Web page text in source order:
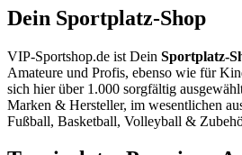
Dein Sportplatz-Shop
VIP-Sportshop.de ist Dein Sportplatz-
Amateure und Profis, ebenso wie für
sich hier über 1.000 sorgfältig
Marken & Hersteller, im wesentlichen
Fußball, Basketball, Volleyball &